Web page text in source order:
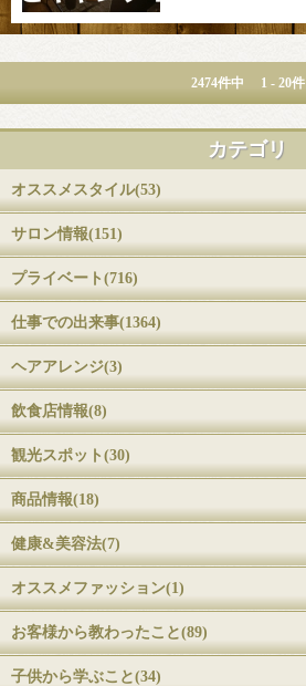
2474件中 1 - 20件
カテゴリ
オススメスタイル(53)
サロン情報(151)
プライベート(716)
仕事での出来事(1364)
ヘアアレンジ(3)
飲食店情報(8)
観光スポット(30)
商品情報(18)
健康&美容法(7)
オススメファッション(1)
お客様から教わったこと(89)
子供から学ぶこと(34)